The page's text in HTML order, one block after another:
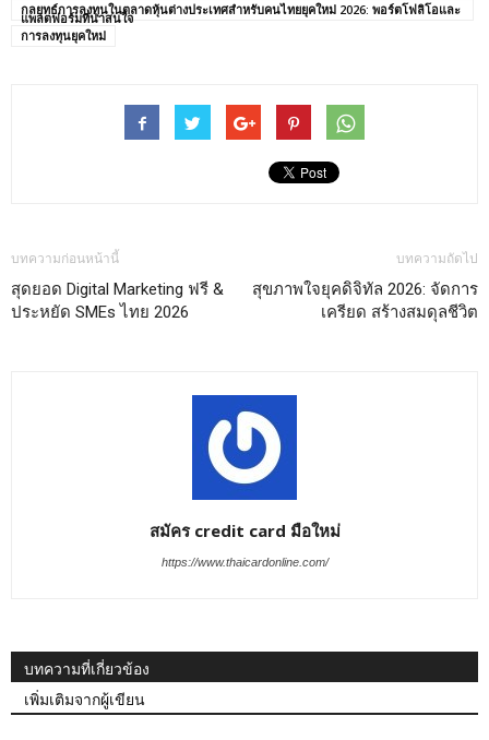
กลยุทธ์การลงทุนในตลาดหุ้นต่างประเทศสำหรับคนไทยยุคใหม่ 2026: พอร์ตโฟลิโอและ
แพลตฟอร์มที่น่าสนใจ
การลงทุนยุคใหม่
บทความก่อนหน้านี้
สุดยอด Digital Marketing ฟรี &
ประหยัด SMEs ไทย 2026
บทความถัดไป
สุขภาพใจยุคดิจิทัล 2026: จัดการ
เครียด สร้างสมดุลชีวิต
สมัคร credit card มือใหม่
https://www.thaicardonline.com/
บทความที่เกี่ยวข้อง
เพิ่มเติมจากผู้เขียน